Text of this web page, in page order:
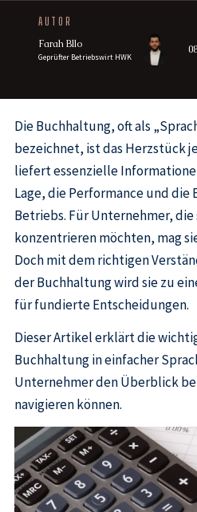
AUTOR
Farah Bllo
Geprüfter Betriebswirt HWK
Die Buchhaltung, oft als
bezeichnet, ist das Herzstück
liefert essenzielle
Lage, die Performance und die
Betriebs. Für Unternehmer, die
konzentrieren möchten, mag
Doch mit dem richtigen
der Buchhaltung wird sie zu
für fundierte Entscheidungen.
Dieser Artikel erklärt die
Buchhaltung in einfacher
Unternehmer den Überblick
navigieren können.